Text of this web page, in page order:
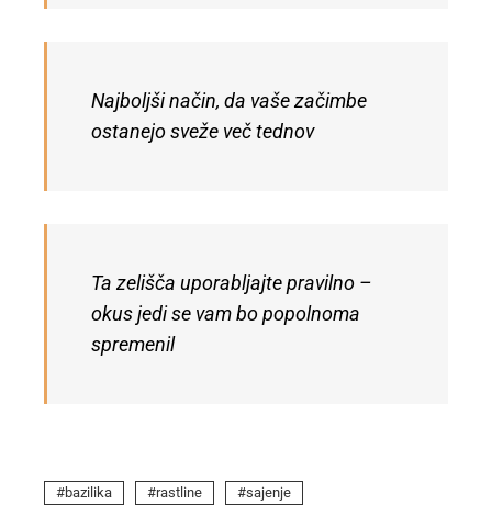
Najboljši način, da vaše začimbe
ostanejo sveže več tednov
Ta zelišča uporabljajte pravilno –
okus jedi se vam bo popolnoma
spremenil
bazilika rastline sajenje